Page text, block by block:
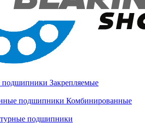
Закрепляемые
Комбинированные